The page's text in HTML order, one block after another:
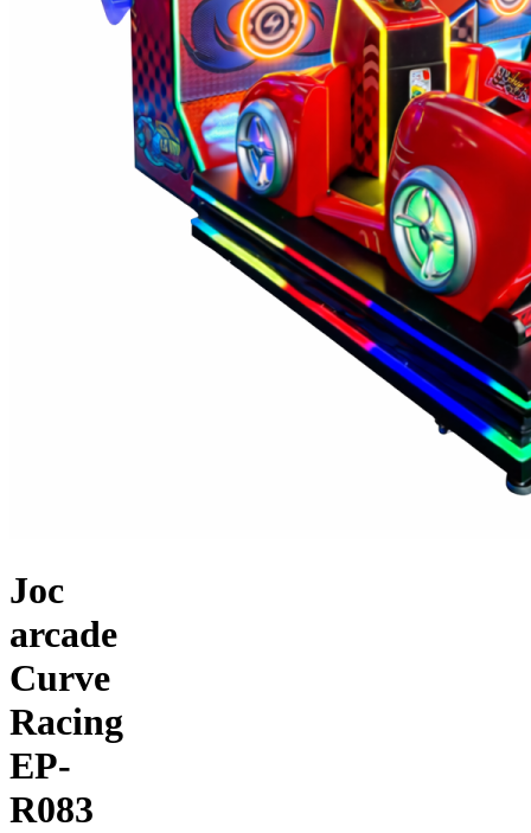
Joc
arcade
Curve
Racing
EP-
R083